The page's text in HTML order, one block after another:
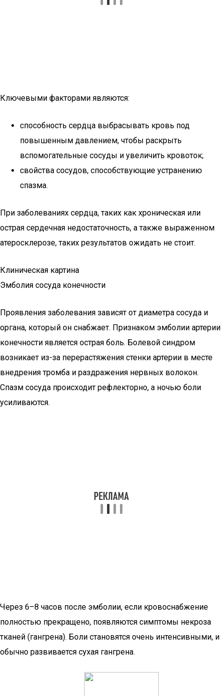
Ключевыми факторами являются:
способность сердца выбрасывать кровь под
повышенным давлением, чтобы раскрыть
вспомогательные сосуды и увеличить кровоток;
свойства сосудов, способствующие устранению
спазма.
При заболеваниях сердца, таких как хроническая или
острая сердечная недостаточность, а также выраженном
атеросклерозе, таких результатов ожидать не стоит.
Клиническая картина
Эмболия сосуда конечности
Проявления заболевания зависят от диаметра сосуда и
органа, который он снабжает. Признаком эмболии артерии
конечности является острая боль. Болевой синдром
возникает из-за перерастяжения стенки артерии в месте
внедрения тромба и раздражения нервных волокон.
Спазм сосуда происходит рефлекторно, а ночью боли
усиливаются.
Через 6–8 часов после эмболии, если кровоснабжение
полностью прекращено, появляются симптомы некроза
тканей (гангрена). Боли становятся очень интенсивными, и
обычно развивается сухая гангрена.